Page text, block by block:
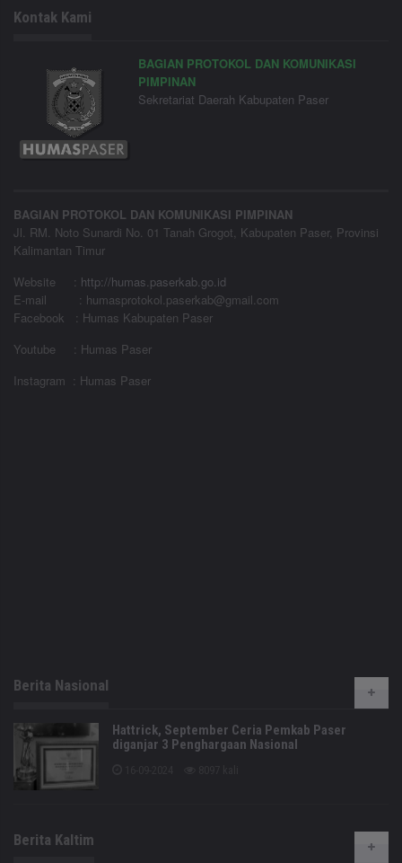
Kontak Kami
BAGIAN PROTOKOL DAN KOMUNIKASI
PIMPINAN
Sekretariat Daerah Kabupaten Paser
BAGIAN PROTOKOL DAN KOMUNIKASI PIMPINAN
Jl. RM. Noto Sunardi No. 01 Tanah Grogot, Kabupaten Paser, Provinsi
Kalimantan Timur
Website
: http://humas.paserkab.go.id
E-mail : humasprotokol.paserkab@gmail.com
Facebook : Humas Kabupaten Paser
Youtube : Humas Paser
Instagram : Humas Paser
Berita Nasional
Hattrick, September Ceria Pemkab Paser
diganjar 3 Penghargaan Nasional
Berita Kaltim